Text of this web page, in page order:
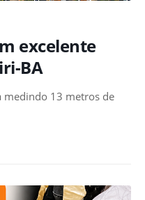
excelente
BA
medindo 13 metros de